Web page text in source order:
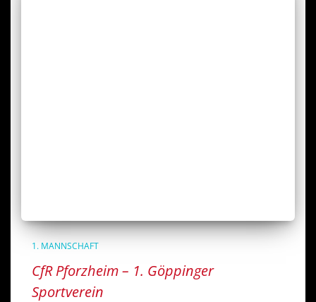
1. MANNSCHAFT
CfR Pforzheim – 1. Göppinger
Sportverein